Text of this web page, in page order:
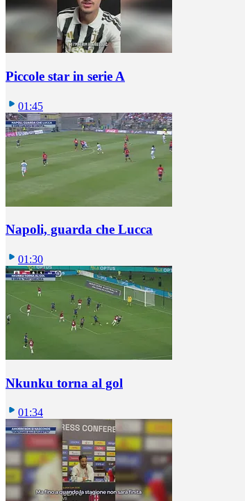
Piccole star in serie A
01:45
Napoli, guarda che Lucca
01:30
Nkunku torna al gol
01:34